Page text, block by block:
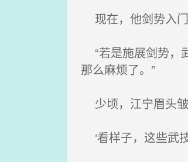
现在，他剑势入
“若是施展剑势，
那么麻烦了。”
少顷，江宁眉头
‘看样子，这些武